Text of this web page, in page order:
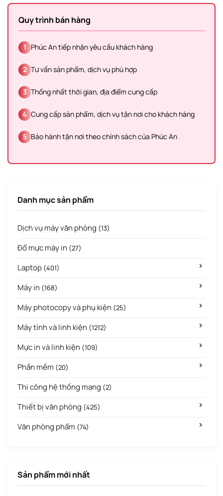
Quy trình bán hàng
1 Phúc An tiếp nhận yêu cầu khách hàng
2 Tư vấn sản phẩm, dịch vụ phù hợp
3 Thống nhất thời gian, địa điểm cung cấp
4 Cung cấp sản phẩm, dịch vụ tận nơi cho khách hàng
5 Bảo hành tận nơi theo chính sách của Phúc An
Danh mục sản phẩm
Dịch vụ máy văn phòng (13)
Đổ mực máy in (27)
Laptop (401)
Máy in (168)
Máy photocopy và phụ kiện (25)
Máy tính và linh kiện (1212)
Mực in và linh kiện (109)
Phần mềm (20)
Thi công hệ thống mạng (2)
Thiết bị văn phòng (425)
Văn phòng phẩm (74)
Sản phẩm mới nhất